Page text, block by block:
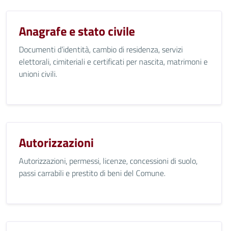
Anagrafe e stato civile
Documenti d’identità, cambio di residenza, servizi
elettorali, cimiteriali e certificati per nascita, matrimoni e
unioni civili.
Autorizzazioni
Autorizzazioni, permessi, licenze, concessioni di suolo,
passi carrabili e prestito di beni del Comune.